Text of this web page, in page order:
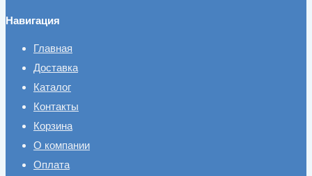
Навигация
Главная
Доставка
Каталог
Контакты
Корзина
О компании
Оплата